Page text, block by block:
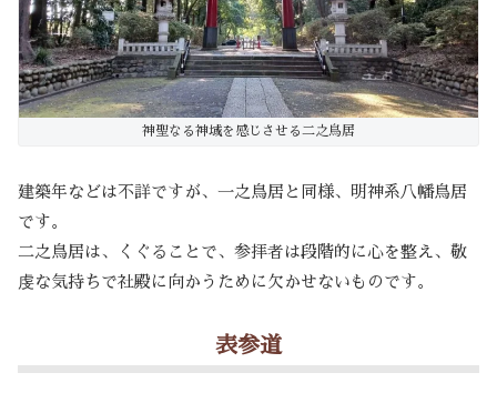
神聖なる神域を感じさせる二之鳥居
建築年などは不詳ですが、一之鳥居と同様、明神系八幡鳥居
です。
二之鳥居は、くぐることで、参拝者は段階的に心を整え、敬
虔な気持ちで社殿に向かうために欠かせないものです。
表参道